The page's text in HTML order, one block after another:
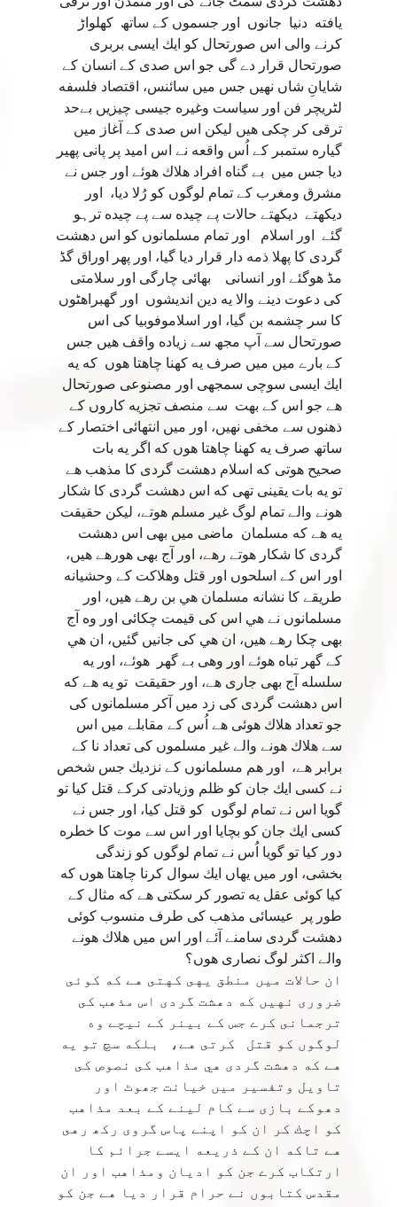
يافته دنيا جانوں اور جسموں كے ساتھ كھلواڑ
كرنے والى اس صورتحال كو ايك ايسى بربرى
صورتحال قرار دے گى جو اس صدى كے انسان كے
شايانِ شاں نهيں جس ميں سائنس، اقتصاد فلسفه
لٹريچر فن اور سياست وغيره جيسى چيزيں بےحد
ترقى كر چكى هيں ليكن اس صدى كے آغاز ميں
گياره ستمبر كے اُس واقعه نے اس اميد پر پانى پھير
ديا جس ميں بے گناه افراد هلاك هوئے اور جس نے
مشرق ومغرب كے تمام لوگوں كو رُلا ديا، اور
ديكھتے ديكھتے حالات پے چيده سے پے چيده ترہو
گئے اور اسلام اور تمام مسلمانوں كو اس دهشت
گردى كا پهلا ذمه دار قرار ديا گيا، اور پھر اوراق گڈ
مڈ هوگئے اور انسانى بھائى چارگى اور سلامتى
كى دعوت دينے والا يه دين انديشوں اور گھبراهٹوں
كا سر چشمه بن گيا، اور اسلاموفوبيا كى اس
صورتحال سے آپ مجھ سے زياده واقف هيں جس
كے بارے ميں ميں صرف يه كهنا چاهتا هوں كه يه
ايك ايسى سوچى سمجھى اور مصنوعى صورتحال
هے جو اس كے بهت سے منصف تجزيه کاروں كے
ذهنوں سے مخفى نهيں، اور ميں انتهائى اختصار كے
ساتھ صرف يه كهنا چاهتا هوں كه اگر يه بات
صحيح هوتى كه اسلام دهشت گردى كا مذهب هے
تو يه بات يقينى تھى كه اس دهشت گردى كا شكار
هونے والے تمام لوگ غير مسلم هوتے، ليكن حقيقت
يه هے كه مسلمان ماضى ميں بھى اس دهشت
گردى كا شكار هوتے رهے، اور آج بھى هورهے هيں،
اور اس كے اسلحوں اور قتل وهلاكت كے وحشيانه
طريقے كا نشانه مسلمان هي بن رهے هيں، اور
مسلمانوں نے هي اس كى قيمت چكائى اور وه آج
بھى چكا رهے هيں، ان هي كى جانیں گئيں، ان هي
كے گھر تباه هوئے اور وهى بے گھر هوئے، اور يه
سلسله آج بھى جارى هے، اور حقيقت تو يه هے كه
اس دهشت گردى كى زد ميں آكر مسلمانوں كى
جو تعداد هلاك هوئی هے اُس كے مقابلے ميں اس
سے هلاك هونے والے غير مسلموں كى تعداد نا كے
برابر هے، اور هم مسلمانوں كے نزديك جس شخص
نے كسى ايك جان كو ظلم وزيادتى كركے قتل كيا تو
گويا اس نے تمام لوگوں كو قتل كيا، اور جس نے
كسى ايك جان كو بچايا اور اس سے موت كا خطره
دور كيا تو گويا اُس نے تمام لوگوں كو زندگى
بخشى، اور میں يهاں ايك سوال كرنا چاهتا هوں كه
كيا كوئى عقل يه تصور كر سكتى هے كه مثال كے
طور پر عيسائى مذهب كى طرف منسوب كوئى
دهشت گردى سامنے آئے اور اس ميں هلاك هونے
والے اكثر لوگ نصارى هوں؟
ان حالات ميں منطق يهى كهتى هے كه كوئى
ضرورى نهيں كه دهشت گردى اس مذهب كى
ترجمانى كرے جس كے بینر كے نيچے وه
لوگوں كو قتل كرتى هے، بلكه سچ تو يه
هے كه دهشت گردى هي مذاهب كى نصوص كى
تاويل وتفسير ميں خيانت جھوٹ اور
دھوكے بازى سے كام لينے كے بعد مذاهب
كو اچك كر ان كو اپنے پاس گروى ركھ رهى
هے تاكه ان كے ذريعه ايسے جرائم كا
ارتكاب كرے جن كو اديان ومذاهب اور ان
مقدس كتابوں نے حرام قرار ديا هے جن كو